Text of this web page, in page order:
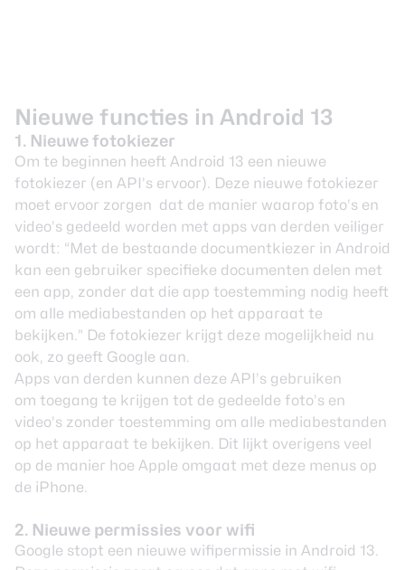
Nieuwe functies in Android 13
1. Nieuwe fotokiezer
Om te beginnen heeft Android 13 een nieuwe
fotokiezer (en API’s ervoor). Deze nieuwe fotokiezer
moet ervoor zorgen dat de manier waarop foto’s en
video’s gedeeld worden met apps van derden veiliger
wordt: “Met de bestaande documentkiezer in Android
kan een gebruiker specifieke documenten delen met
een app, zonder dat die app toestemming nodig heeft
om alle mediabestanden op het apparaat te
bekijken.” De fotokiezer krijgt deze mogelijkheid nu
ook, zo geeft Google aan.
Apps van derden kunnen deze API’s gebruiken
om toegang te krijgen tot de gedeelde foto’s en
video’s zonder toestemming om alle mediabestanden
op het apparaat te bekijken. Dit lijkt overigens veel
op de manier hoe Apple omgaat met deze menus op
de iPhone.
2. Nieuwe permissies voor wifi
Google stopt een nieuwe wifipermissie in Android 13.